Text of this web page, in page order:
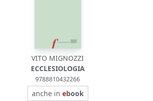
VITO MIGNOZZI
ECCLESIOLOGIA
9788810432266
anche in ebook